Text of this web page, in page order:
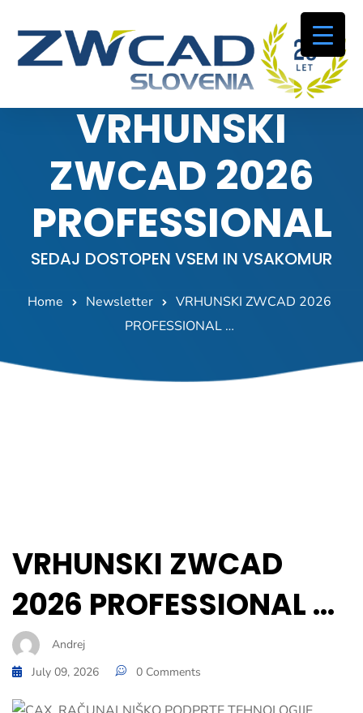
VRHUNSKI
ZWCAD 2026
PROFESSIONAL
SEDAJ DOSTOPEN VSEM IN VSAKOMUR
Home Newsletter
VRHUNSKI ZWCAD 2026
PROFESSIONAL …
VRHUNSKI ZWCAD
2026 PROFESSIONAL …
Andrej
July 09, 2026
0 Comments